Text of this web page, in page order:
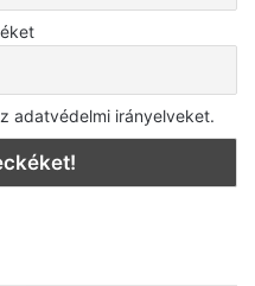
adatvédelmi irányelveket.